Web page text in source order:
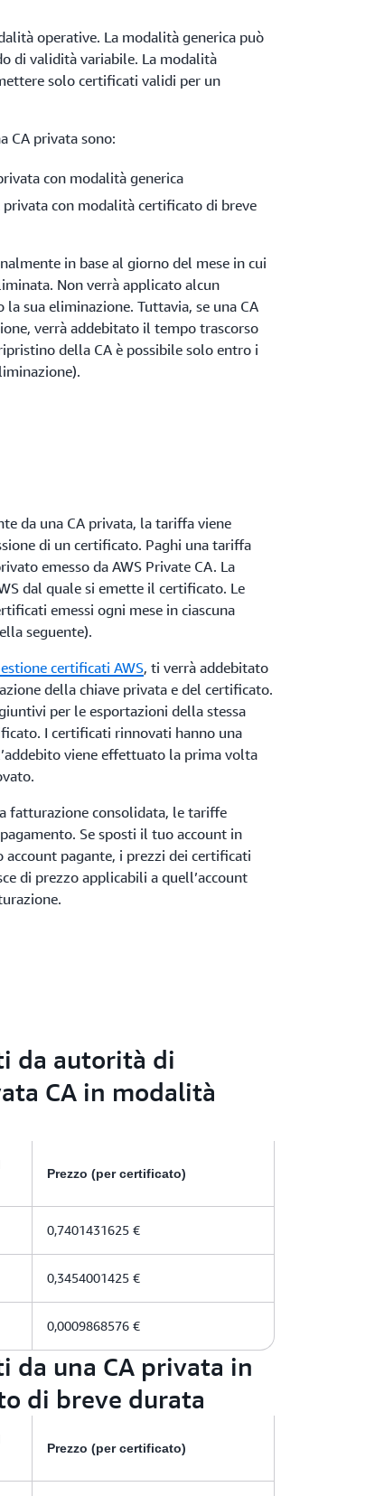
operative. La modalità generica può
di validità variabile. La modalità
solo certificati validi per un
CA privata sono:
con modalità generica
privata con modalità certificato di breve
in base al giorno del mese in cui
Non verrà applicato alcun
sua eliminazione. Tuttavia, se una CA
verrà addebitato il tempo trascorso
della CA è possibile solo entro i
da una CA privata, la tariffa viene
di un certificato. Paghi una tariffa
emesso da AWS Private CA. La
dal quale si emette il certificato. Le
emessi ogni mese in ciascuna
seguente).
certificati AWS, ti verrà addebitato
della chiave privata e del certificato.
per le esportazioni della stessa
I certificati rinnovati hanno una
viene effettuato la prima volta
fatturazione consolidata, le tariffe
Se sposti il tuo account in
account pagante, i prezzi dei certificati
di prezzo applicabili a quell’account
da autorità di
CA in modalità
Prezzo (per certificato)
0,7401431625 €
0,3454001425 €
0,0009868576 €
da una CA privata in
di breve durata
Prezzo (per certificato)